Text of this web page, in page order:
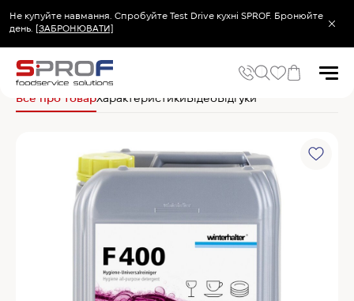
Не купуйте навмання. Спробуйте Test Drive кухні SPROF. Бронюйте
день. [ЗАБРОНЮВАТИ]
Популярні запити
Холодильник
Популярні категорії
Печі та пароконвектомати
Холодильне та Морозильне обладнання
Овочерізки професійні
Хімія для пароконвектоматів
Хімія для посудомийних машин
Головна Засоби для прибирання Миючі засобиWinterhalter Миючий
Все про товарХарактеристикиВідеоВідгуки